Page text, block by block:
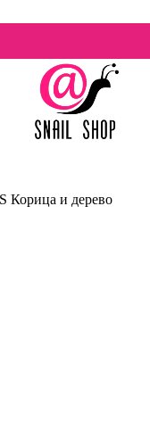
Корица и дерево